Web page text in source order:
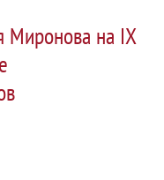
Миронова на IX